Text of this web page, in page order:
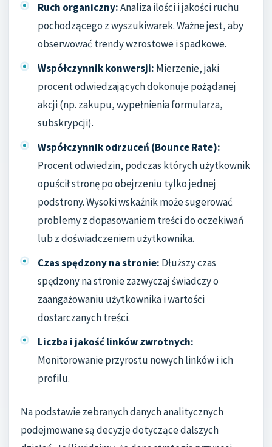
Ruch organiczny:Analiza ilości i jakości ruchu
pochodzącego z wyszukiwarek. Ważne jest, aby
obserwować trendy wzrostowe i spadkowe.
Współczynnik konwersji: Mierzenie, jaki
procent odwiedzających dokonuje pożądanej
akcji (np. zakupu, wypełnienia formularza,
subskrypcji).
Współczynnik odrzuceń (Bounce Rate):
Procent odwiedzin, podczas których użytkownik
opuścił stronę po obejrzeniu tylko jednej
podstrony. Wysoki wskaźnik może sugerować
problemy z dopasowaniem treści do oczekiwań
lub z doświadczeniem użytkownika.
Czas spędzony na stronie: Dłuższy czas
spędzony na stronie zazwyczaj świadczy o
zaangażowaniu użytkownika i wartości
dostarczanych treści.
Liczba i jakość linków zwrotnych:
Monitorowanie przyrostu nowych linków i ich
profilu.
Na podstawie zebranych danych analitycznych
podejmowane są decyzje dotyczące dalszych